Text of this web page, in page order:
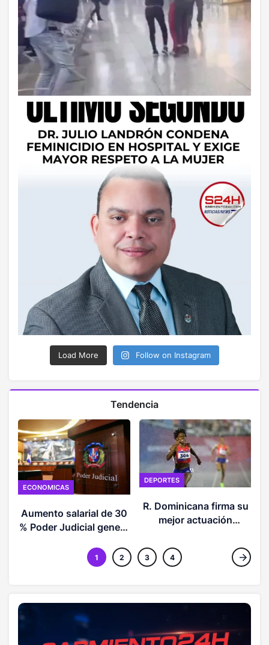
Load More Follow on Instagram
Tendencia
ECONOMICAS
Aumento salarial de 30
% Poder Judicial genera
DEPORTES
R. Dominicana firma su
mejor actuación
1 2 3 4